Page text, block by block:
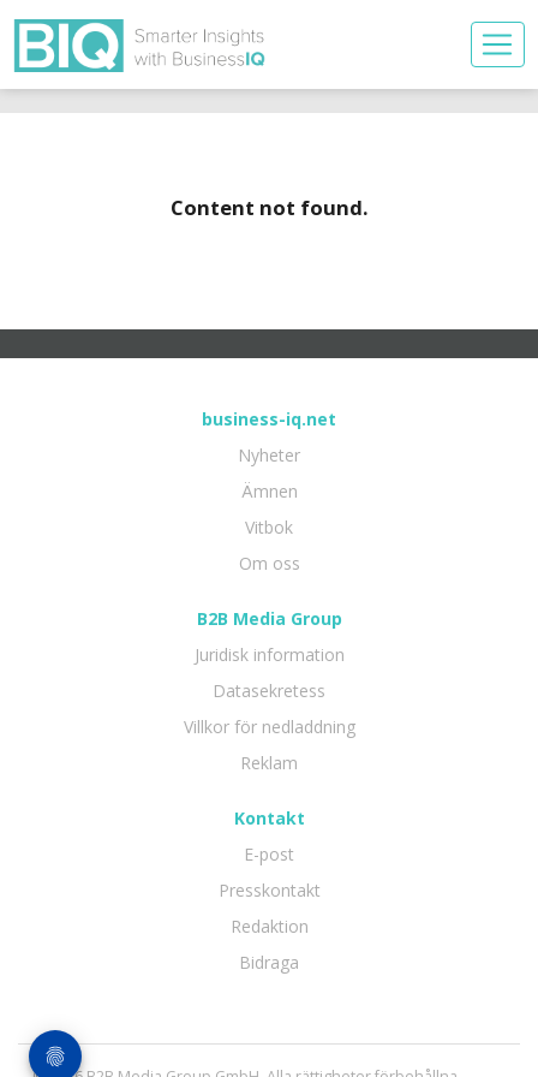
Content not found.
business-iq.net
Nyheter
Ämnen
Vitbok
Om oss
B2B Media Group
Juridisk information
Datasekretess
Villkor för nedladdning
Reklam
Kontakt
E-post
Presskontakt
Redaktion
Bidraga